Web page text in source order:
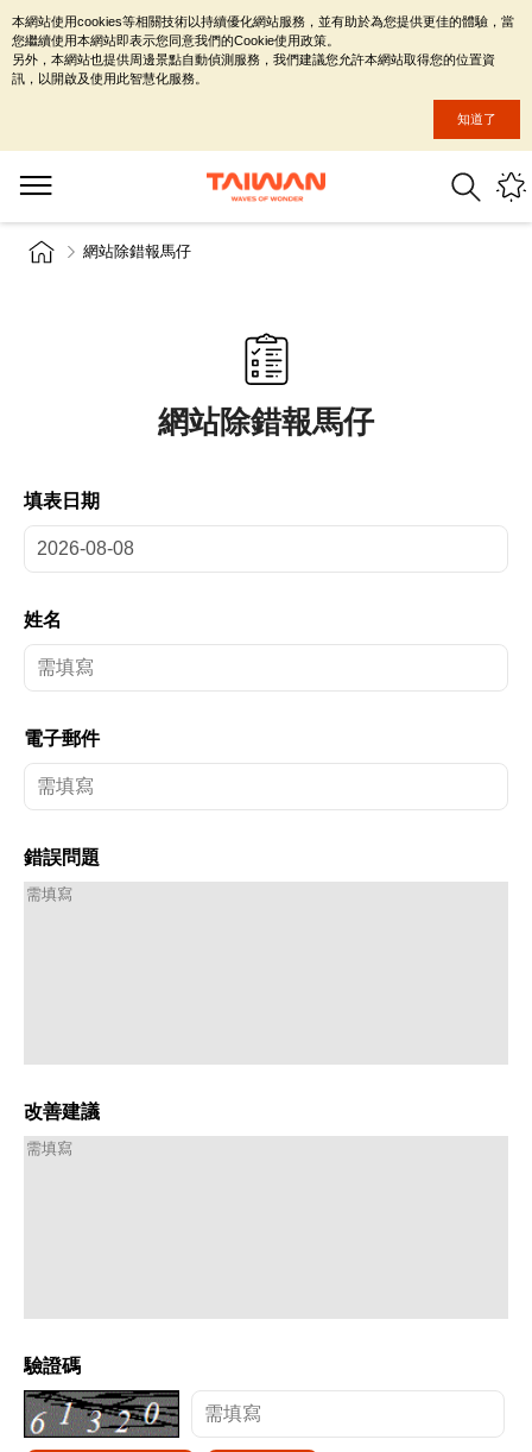
網站除錯報馬仔
網站除錯報馬仔
填表日期
姓名
電子郵件
錯誤問題
改善建議
驗證碼
本網站使用cookies等相關技術以持續優化網站服務，並有助於為您提供更佳的體驗，當
您繼續使用本網站即表示您同意我們的Cookie使用政策。
另外，本網站也提供周邊景點自動偵測服務，我們建議您允許本網站取得您的位置資
訊，以開啟及使用此智慧化服務。
知道了